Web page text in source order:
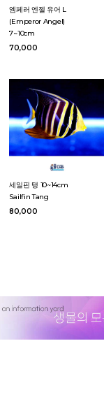
엠페러 엔젤 유어 L
(Emperor Angel)
7~10cm
70,000
세일핀 탱 10~14cm
Sailfin Tang
80,000